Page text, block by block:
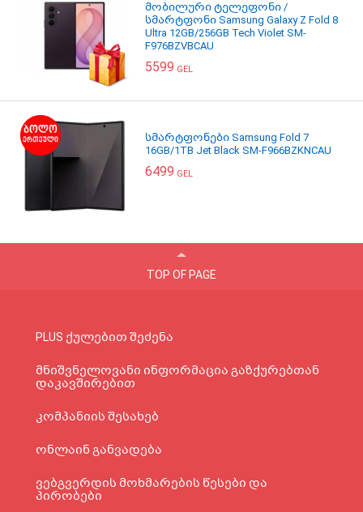
მობილური ტელეფონი /
სმარტფონი Samsung Galaxy Z Fold 8
Ultra 12GB/256GB Tech Violet SM-
F976BZVBCAU
5599 GEL
სმარტფონები Samsung Fold 7
16GB/1TB Jet Black SM-F966BZKNCAU
6499 GEL
TOP OF PAGE
PLUS ქულებით შეძენა
მნიშვნელოვანი ინფორმაცია გაზქურებთან
დაკავშირებით
კომპანიის შესახებ
ონლაინ განვადება
ვებგვერდის მოხმარების წესები და
პირობები